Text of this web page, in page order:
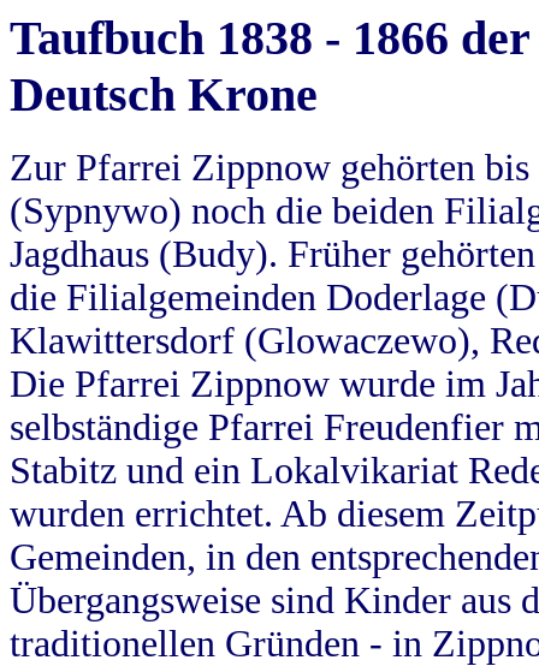
Taufbuch 1838 - 1866
Deutsch Krone
Zur Pfarrei Zippnow gehörten
(Sypnywo) noch die beiden
Jagdhaus (Budy). Früher
die Filialgemeinden Doderlage
Klawittersdorf (Glowaczewo),
Die Pfarrei Zippnow wurde im
selbständige Pfarrei Freudenfier
Stabitz und ein Lokalvikariat
wurden errichtet. Ab diesem
Gemeinden, in den
Übergangsweise sind Kinder aus
traditionellen Gründen - in